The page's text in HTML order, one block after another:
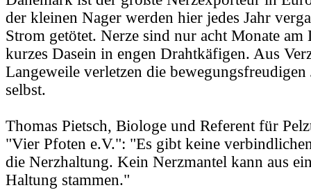
der kleinen Nager werden hier jedes Jahr
Strom getötet. Nerze sind nur acht Monate
kurzes Dasein in engen Drahtkäfigen. Aus
Langeweile verletzen die bewegungsfreudigen
selbst.
Thomas Pietsch, Biologe und Referent für
"Vier Pfoten e.V.": "Es gibt keine
die Nerzhaltung. Kein Nerzmantel kann aus
Haltung stammen."